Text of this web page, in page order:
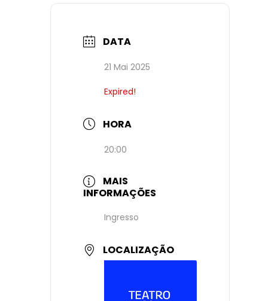
DATA
21 Mai 2025
Expired!
HORA
20:00
MAIS
INFORMAÇÕES
Ingresso
LOCALIZAÇÃO